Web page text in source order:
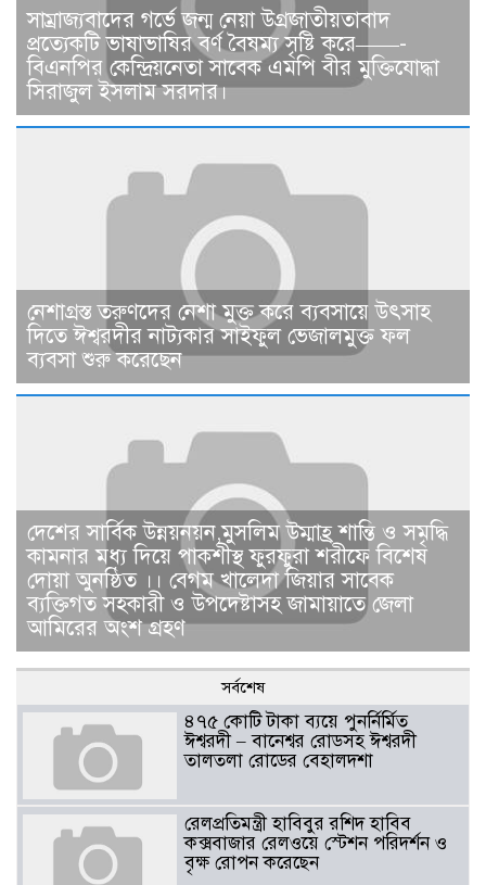
সাম্রাজ্যবাদের গর্ভে জন্ম নেয়া উগ্রজাতীয়তাবাদ
প্রত্যেকটি ভাষাভাষির বর্ণ বৈষম্য সৃষ্টি করে——-
বিএনপির কেন্দ্রিয়নেতা সাবেক এমপি বীর মুক্তিযোদ্ধা
সিরাজুল ইসলাম সরদার।
নেশাগ্রস্ত তরুণদের নেশা মুক্ত করে ব্যবসায়ে উৎসাহ
দিতে ঈশ্বরদীর নাট্যকার সাইফুল ভেজালমুক্ত ফল
ব্যবসা শুরু করেছেন
দেশের সার্বিক উন্নয়নয়ন,মুসলিম উম্মাহ্র শান্তি ও সমৃদ্ধি
কামনার মধ্য দিয়ে পাকশীস্থ ফুরফুরা শরীফে বিশেষ
দোয়া অুনষ্ঠিত ।। বেগম খালেদা জিয়ার সাবেক
ব্যক্তিগত সহকারী ও উপদেষ্টাসহ জামায়াতে জেলা
আমিরের অংশ গ্রহণ
সর্বশেষ
৪৭৫ কোটি টাকা ব্যয়ে পুনর্নির্মিত
ঈশ্বরদী – বানেশ্বর রোডসহ ঈশ্বরদী
তালতলা রোডের বেহালদশা
রেলপ্রতিমন্ত্রী হাবিবুর রশিদ হাবিব
কক্সবাজার রেলওয়ে স্টেশন পরিদর্শন ও
বৃক্ষ রোপন করেছেন